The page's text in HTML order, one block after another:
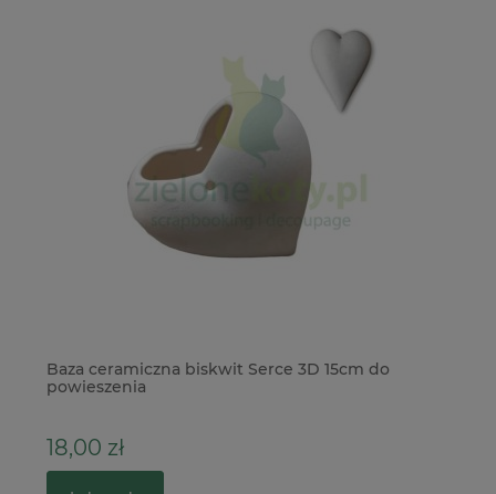
Baza ceramiczna biskwit Serce 3D 15cm do
powieszenia
18,00 zł